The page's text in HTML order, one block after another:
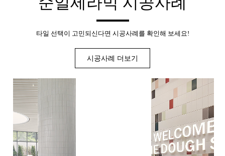
타일 선택이 고민되신다면 시공사례를 확인해 보세요!
시공사례 더보기